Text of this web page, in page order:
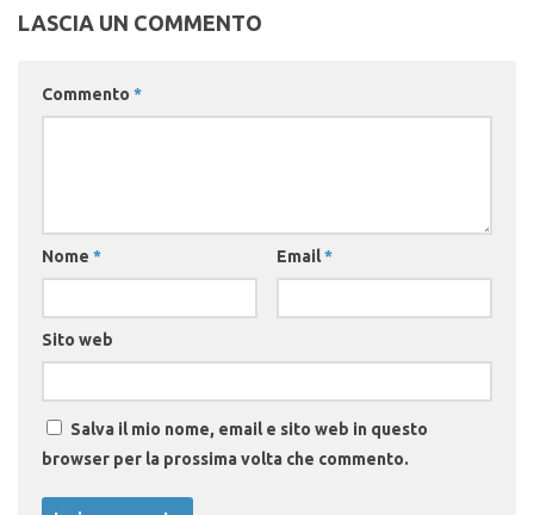
LASCIA UN COMMENTO
Commento *
Nome * Email*
Sito web
Salva il mio nome, email e sito web in questo
browser per la prossima volta che commento.